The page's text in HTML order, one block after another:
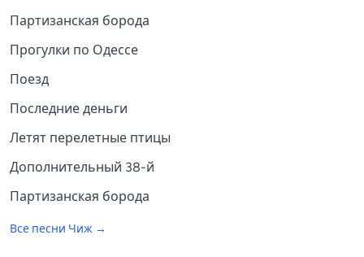
Партизанская борода
Прогулки по Одессе
Поезд
Последние деньги
Летят перелетные птицы
Дополнительный 38-й
Партизанская борода
Все песни Чиж →